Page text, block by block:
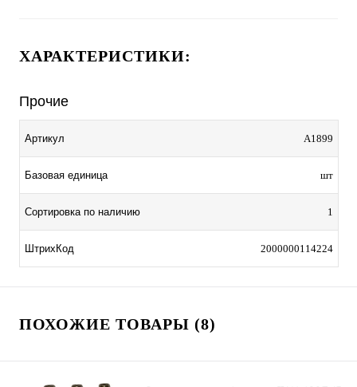
ХАРАКТЕРИСТИКИ:
Прочие
Артикул A1899
Базовая единица шт
Сортировка по наличию 1
ШтрихКод 2000000114224
ПОХОЖИЕ ТОВАРЫ (8)